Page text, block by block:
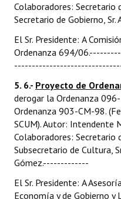
Colaboradores: Secretario
Secretario de Gobierno,
El Sr. Presidente: A
Ordenanza 694/
5. 6.- Proyecto de
derogar la Ordenanza
Ordenanza 903-CM-98.
SCUM). Autor: Intendente
Colaboradores: Secretario
Subsecretario de Cultura,
Gómez.-------------
El Sr. Presidente: A
Economía y de Gobierno y